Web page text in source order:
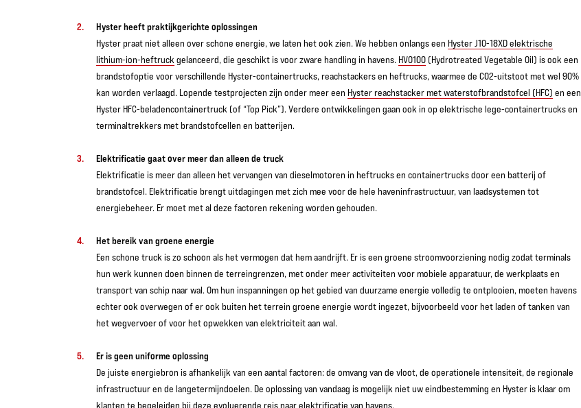
Hyster heeft praktijkgerichte oplossingen
Hyster praat niet alleen over schone energie, we laten het ook zien. We hebben onlangs een Hyster J10-18XD elektrische
lithium-ion-heftruck gelanceerd, die geschikt is voor zware handling in havens. HVO100 (Hydrotreated Vegetable Oil) is ook een
brandstofoptie voor verschillende Hyster-containertrucks, reachstackers en heftrucks, waarmee de CO2-uitstoot met wel 90%
kan worden verlaagd. Lopende testprojecten zijn onder meer een Hyster reachstacker met waterstofbrandstofcel (HFC) en een
Hyster HFC-beladencontainertruck (of “Top Pick”). Verdere ontwikkelingen gaan ook in op elektrische lege-containertrucks en
terminaltrekkers met brandstofcellen en batterijen.
Elektrificatie gaat over meer dan alleen de truck
Elektrificatie is meer dan alleen het vervangen van dieselmotoren in heftrucks en containertrucks door een batterij of
brandstofcel. Elektrificatie brengt uitdagingen met zich mee voor de hele haveninfrastructuur, van laadsystemen tot
energiebeheer. Er moet met al deze factoren rekening worden gehouden.
Het bereik van groene energie
Een schone truck is zo schoon als het vermogen dat hem aandrijft. Er is een groene stroomvoorziening nodig zodat terminals
hun werk kunnen doen binnen de terreingrenzen, met onder meer activiteiten voor mobiele apparatuur, de werkplaats en
transport van schip naar wal. Om hun inspanningen op het gebied van duurzame energie volledig te ontplooien, moeten havens
echter ook overwegen of er ook buiten het terrein groene energie wordt ingezet, bijvoorbeeld voor het laden of tanken van
het wegvervoer of voor het opwekken van elektriciteit aan wal.
Er is geen uniforme oplossing
De juiste energiebron is afhankelijk van een aantal factoren: de omvang van de vloot, de operationele intensiteit, de regionale
infrastructuur en de langetermijndoelen. De oplossing van vandaag is mogelijk niet uw eindbestemming en Hyster is klaar om
klanten te begeleiden bij deze evoluerende reis naar elektrificatie van havens.